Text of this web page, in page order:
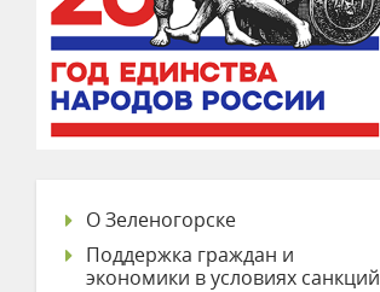
О Зеленогорске
Поддержка граждан и
экономики в условиях санкций